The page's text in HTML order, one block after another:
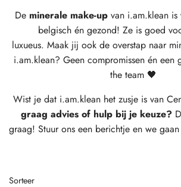
De minerale make-up van i.am.klean is
belgisch én gezond! Ze is goed
luxueus. Maak jij ook de overstap naar
i.am.klean? Geen compromissen én een
the team 🖤
Wist je dat i.am.klean het zusje is van
graag advies of hulp bij je keuze?
graag! Stuur ons een berichtje en we
Sorteer